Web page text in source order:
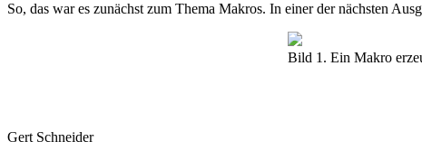
So, das war es zunächst zum Thema Makros. In einer der nächsten
Bild 1. Ein Makro
Gert Schneider